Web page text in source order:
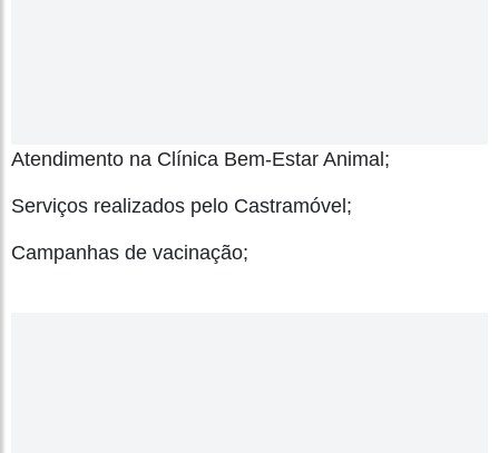
Atendimento na Clínica Bem-Estar Animal;
Serviços realizados pelo Castramóvel;
Campanhas de vacinação;